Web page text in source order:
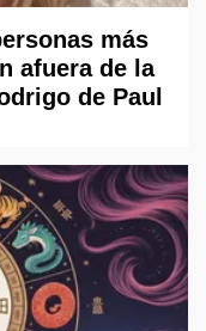
más
afuera de la
de Paul